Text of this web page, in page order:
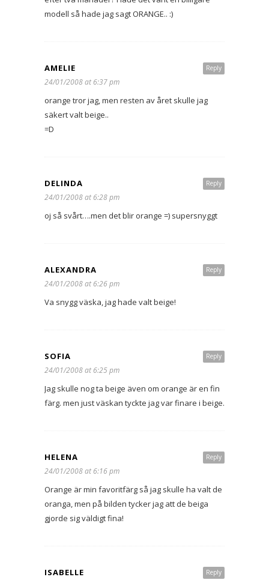
modell så hade jag sagt ORANGE.. :)
Reply
AMELIE
24/01/2008 at 6:37 pm
orange tror jag, men resten av året skulle jag
säkert valt beige..
=D
Reply
DELINDA
24/01/2008 at 6:28 pm
oj så svårt….men det blir orange =) supersnyggt
Reply
ALEXANDRA
24/01/2008 at 6:26 pm
Va snygg väska, jag hade valt beige!
Reply
SOFIA
24/01/2008 at 6:25 pm
Jag skulle nog ta beige även om orange är en fin
färg. men just väskan tyckte jag var finare i beige.
Reply
HELENA
24/01/2008 at 6:16 pm
Orange är min favoritfärg så jag skulle ha valt de
oranga, men på bilden tycker jag att de beiga
gjorde sig väldigt fina!
Reply
ISABELLE